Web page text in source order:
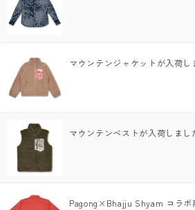
マウンテンジャケットが入荷し
マウンテンベストが入荷しまし
Pagong×Bhajju Shyam コラボ